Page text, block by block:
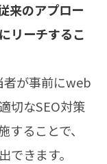
来のアプロー
リーチするこ
が事前にweb
切なSEO対策
ることで、
きます。